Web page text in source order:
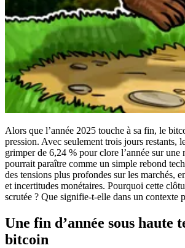
Alors que l’année 2025 touche à sa fin, le
pression. Avec seulement trois jours restants,
grimper de 6,24 % pour clore l’année sur une
pourrait paraître comme un simple rebond
des tensions plus profondes sur les marchés,
et incertitudes monétaires. Pourquoi cette
scrutée ? Que signifie-t-elle dans un contexte
Une fin d’année sous haute
bitcoin